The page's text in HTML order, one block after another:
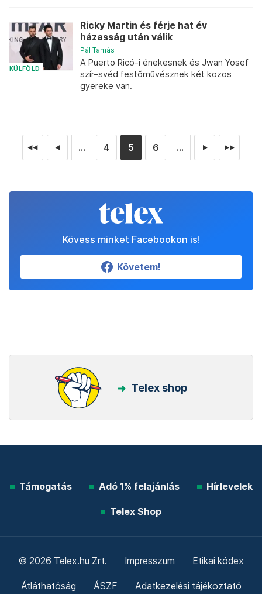
KÜLFÖLD
Ricky Martin és férje hat év
házasság után válik
Pál Tamás
A Puerto Ricó-i énekesnek és Jwan Yosef
szír–svéd festőművésznek két közös
gyereke van.
◄◄ ◄ ... 4 5 6 ... ► ►►
Kövess minket Facebookon is!
Követem!
Telex shop
Támogatás Adó 1% felajánlás Hírlevelek
Telex Shop
© 2026 Telex.hu Zrt. Impresszum Etikai kódex
Átláthatóság ÁSZF Adatkezelési tájékoztató